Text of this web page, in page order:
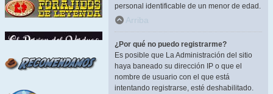
personal identificable de un menor de edad.
Arriba
¿Por qué no puedo registrarme?
Es posible que La Administración del sitio
haya baneado su dirección IP o que el
nombre de usuario con el que está
intentando registrarse, esté deshabilitado.